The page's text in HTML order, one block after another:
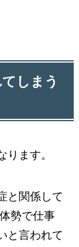
しまう
ます。
と関係して
勢で仕事
と言われて